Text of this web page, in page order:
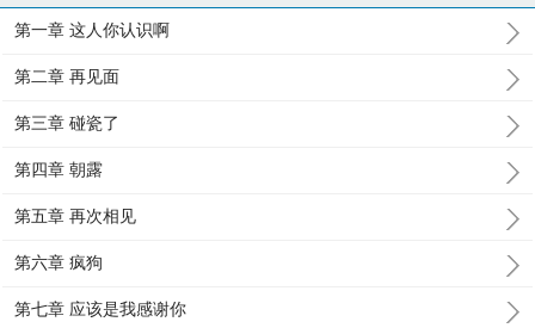
第一章 这人你认识啊
第二章 再见面
第三章 碰瓷了
第四章 朝露
第五章 再次相见
第六章 疯狗
第七章 应该是我感谢你